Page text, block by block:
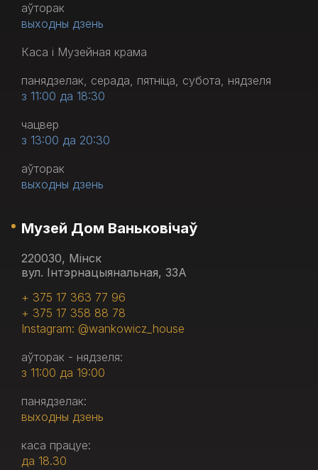
аўторак
выходны дзень
Каса і Музейная крама
панядзелак, серада, пятніца, субота, нядзеля
з 11:00 да 18:30
чацвер
з 13:00 да 20:30
аўторак
выходны дзень
Музей Дом Ваньковічаў
220030, Мінск
вул. Інтэрнацыянальная, 33А
+ 375 17 363 77 96
+ 375 17 358 88 78
Instagram: @wankowicz_house
аўторак - нядзеля:
з 11:00 да 19:00
панядзелак:
выходны дзень
каса працуе:
да 18.30